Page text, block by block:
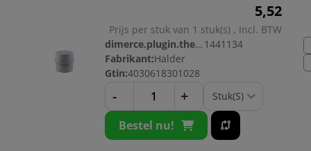
5,52
Prijs per stuk van 1 stuk(s) , Incl. BTW
dimerce.plugin.theme.productnr: 1441134
Fabrikant:Halder
Gtin:4030618301028
- +
Bestel nu!